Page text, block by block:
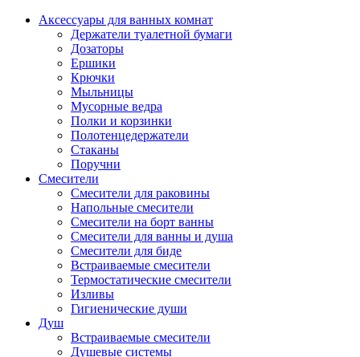
Аксессуары для ванных комнат
Держатели туалетной бумаги
Дозаторы
Ершики
Крючки
Мыльницы
Мусорные ведра
Полки и корзинки
Полотенцедержатели
Стаканы
Поручни
Смесители
Смесители для раковины
Напольные смесители
Смесители на борт ванны
Смесители для ванны и душа
Смесители для биде
Встраиваемые смесители
Термостатические смесители
Изливы
Гигиенические души
Душ
Встраиваемые смесители
Душевые системы